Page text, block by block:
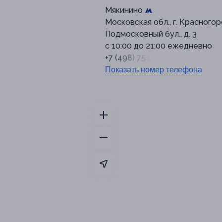
Мякинино
Московская обл., г.
Подмосковный бул., д. 3
с 10:00 до 21:00 ежедневно
+7 (498) 754-03-33
Показать номер телефона